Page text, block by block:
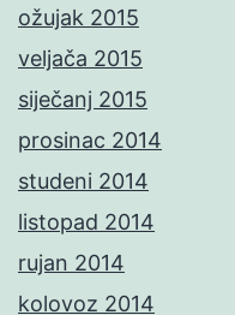
ožujak 2015
veljača 2015
siječanj 2015
prosinac 2014
studeni 2014
listopad 2014
rujan 2014
kolovoz 2014